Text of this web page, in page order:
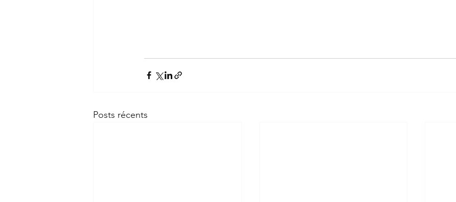
Posts récents